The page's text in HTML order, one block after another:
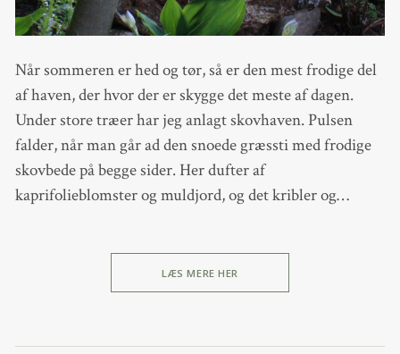
Når sommeren er hed og tør, så er den mest frodige del
af haven, der hvor der er skygge det meste af dagen.
Under store træer har jeg anlagt skovhaven. Pulsen
falder, når man går ad den snoede græssti med frodige
skovbede på begge sider. Her dufter af
kaprifolieblomster og muldjord, og det kribler og…
LÆS MERE HER